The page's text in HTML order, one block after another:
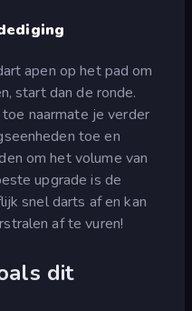
apen op het pad om
start dan de ronde.
naarmate je verder
toe en
om het volume van
upgrade is de
snel darts af en kan
af te vuren!
dit